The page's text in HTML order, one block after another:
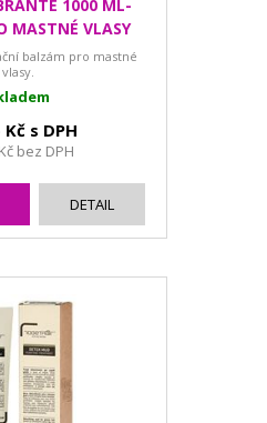
1000 ML-
MASTNÉ VLASY
balzám pro mastné
vlasy.
s DPH
bez DPH
DETAIL